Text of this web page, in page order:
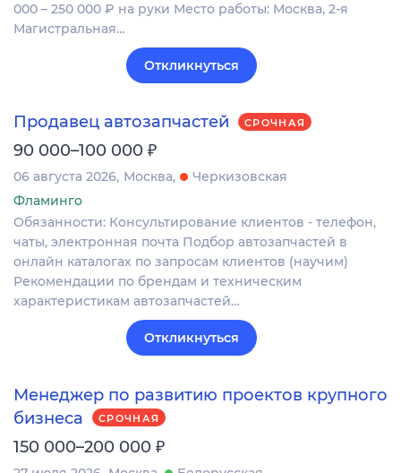
000 – 250 000 ₽ на руки Место работы: Москва, 2-я
Магистральная…
Откликнуться
Продавец автозапчастей СРОЧНАЯ
90 000–100 000 ₽
06 августа 2026 Москва
Черкизовская
Фламинго
Обязанности: Консультирование клиентов - телефон,
чаты, электронная почта Подбор автозапчастей в
онлайн каталогах по запросам клиентов (научим)
Рекомендации по брендам и техническим
характеристикам автозапчастей…
Откликнуться
Менеджер по развитию проектов крупного
бизнеса
СРОЧНАЯ
150 000–200 000 ₽